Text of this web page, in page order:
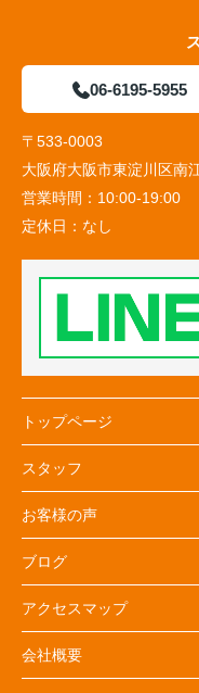
06-6195-5955
〒533-0003
大阪府大阪市東淀川区南
営業時間： 10:00-19:00
定休日： なし
トップページ
スタッフ
お客様の声
ブログ
アクセスマップ
会社概要